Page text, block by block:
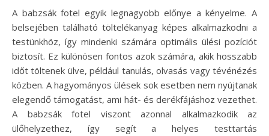
A babzsák fotel egyik legnagyobb előnye a kényelme. A
belsejében található töltelékanyag képes alkalmazkodni a
testünkhöz, így mindenki számára optimális ülési pozíciót
biztosít. Ez különösen fontos azok számára, akik hosszabb
időt töltenek ülve, például tanulás, olvasás vagy tévénézés
közben. A hagyományos ülések sok esetben nem nyújtanak
elegendő támogatást, ami hát- és derékfájáshoz vezethet.
A babzsák fotel viszont azonnal alkalmazkodik az
ülőhelyzethez, így segít a helyes testtartás